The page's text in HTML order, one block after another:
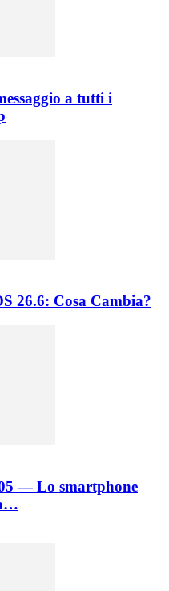
a tutti i
26.6: Cosa Cambia?
— Lo smartphone